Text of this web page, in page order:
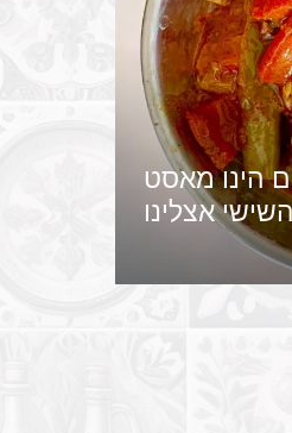
הינו מאסט
אצלינו